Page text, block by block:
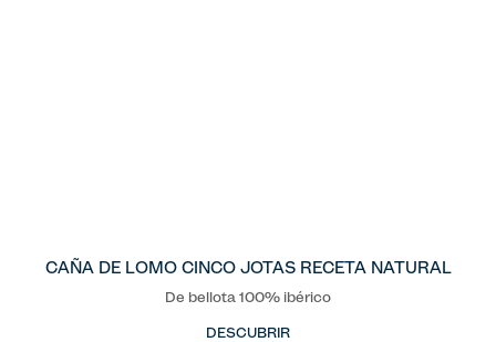
CAÑA DE LOMO CINCO JOTAS RECETA NATURAL
De bellota 100% ibérico
DESCUBRIR